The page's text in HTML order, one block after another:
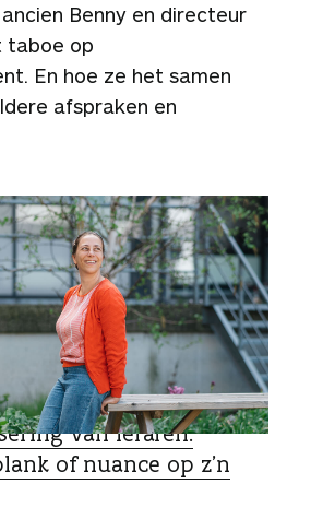
Benny en directeur
taboe op
En hoe ze het samen
afspraken en
van leraren:
of nuance op z’n